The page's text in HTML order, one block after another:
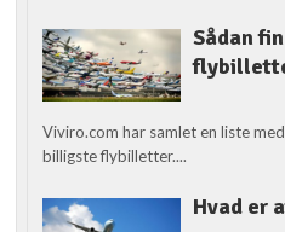
Sådan
Viviro.com har samlet en liste
billigste flybilletter....
Hvad er